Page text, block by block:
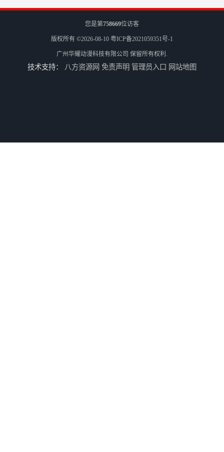
您是第758669位访客
版权所有 ©2026-08-10 粤ICP备2021059351号-1
广州华耀动漫科技有限公司 保留所有权利.
技术支持： 八方资源网 免责声明 管理员入口 网站地图